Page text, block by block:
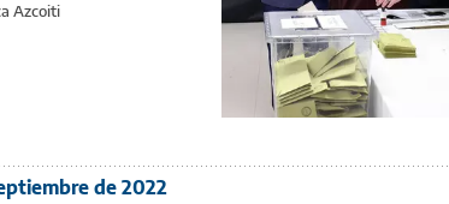
Azcoiti
de 2022